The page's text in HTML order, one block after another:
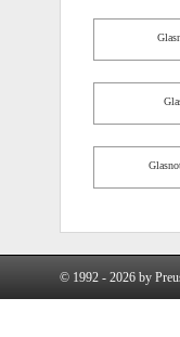
© 1992 - 2026 by